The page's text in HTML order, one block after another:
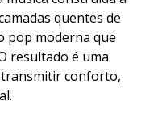
quentes de
pop moderna que
resultado é uma
conforto,